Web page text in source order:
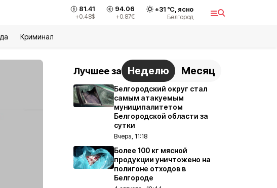
81.41
+0.48$
94.06
+0.87€
+31°С, ясно
Белгород
Криминал
Лучшее за Неделю Месяц
Белгородский округ стал
самым атакуемым
муниципалитетом
Белгородской области за
сутки
Вчера, 11:18
Более 100 кг мясной
продукции уничтожено на
полигоне отходов в
Белгороде